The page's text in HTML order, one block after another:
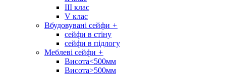
III клас
V клас
Вбудовувані сейфи +
сейфи в стіну
сейфи в підлогу
Меблеві сейфи +
Висота<500мм
Висота>500мм